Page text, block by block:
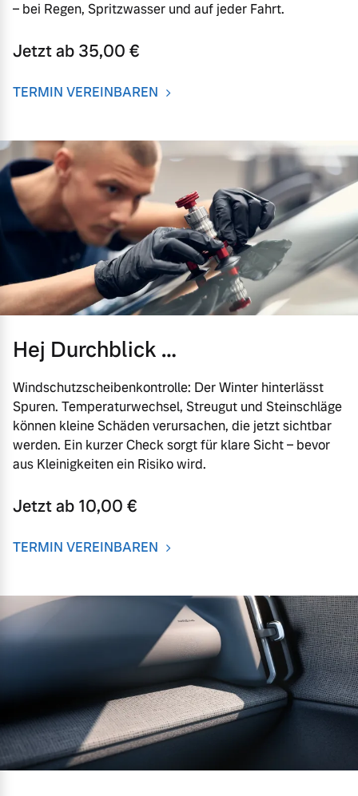
Finanzierung & Leasing
Versicherung
– bei Regen, Spritzwasser und auf jeder Fahrt.
Jetzt ab 35,00 €
TERMIN VEREINBAREN
Hej Durchblick …
Windschutzscheibenkontrolle: Der Winter hinterlässt
Spuren. Temperaturwechsel, Streugut und Steinschläge
können kleine Schäden verursachen, die jetzt sichtbar
werden. Ein kurzer Check sorgt für klare Sicht – bevor
aus Kleinigkeiten ein Risiko wird.
Jetzt ab 10,00 €
TERMIN VEREINBAREN